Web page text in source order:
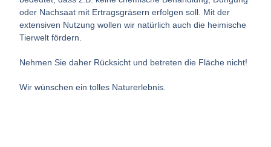
oder Nachsaat mit Ertragsgräsern erfolgen soll. Mit der
extensiven Nutzung wollen wir natürlich auch die heimische
Tierwelt fördern.
Nehmen Sie daher Rücksicht und betreten die Fläche nicht!
Wir wünschen ein tolles Naturerlebnis.